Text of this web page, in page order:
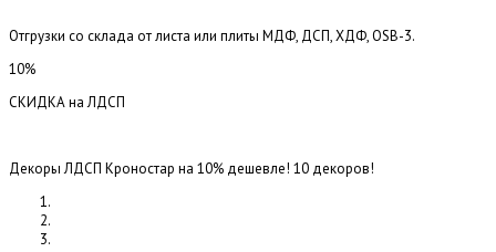
Отгрузки со склада от листа или плиты МДФ, ДСП, ХДФ, OSB-3.
10%
СКИДКА на ЛДСП
Декоры ЛДСП Кроностар на 10% дешевле! 10 декоров!